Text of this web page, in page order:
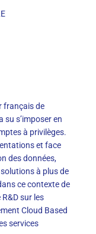
français de
su s’imposer en
à privilèges.
et face
des données,
à plus de
ce contexte de
sur les
Cloud Based
services